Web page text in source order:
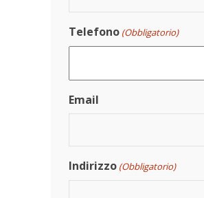
Telefono (Obbligatorio)
Email
Indirizzo (Obbligatorio)